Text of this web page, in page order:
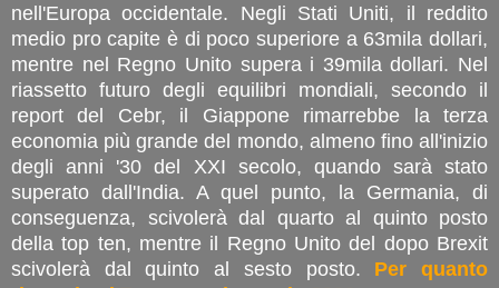
nell'Europa occidentale. Negli Stati Uniti, il reddito
medio pro capite è di poco superiore a 63mila dollari,
mentre nel Regno Unito supera i 39mila dollari. Nel
riassetto futuro degli equilibri mondiali, secondo il
report del Cebr, il Giappone rimarrebbe la terza
economia più grande del mondo, almeno fino all'inizio
degli anni '30 del XXI secolo, quando sarà stato
superato dall'India. A quel punto, la Germania, di
conseguenza, scivolerà dal quarto al quinto posto
della top ten, mentre il Regno Unito del dopo Brexit
scivolerà dal quinto al sesto posto. Per quanto